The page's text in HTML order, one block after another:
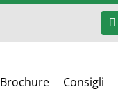
Brochure Consigli